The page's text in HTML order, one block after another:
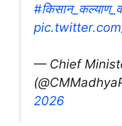
— Chief
2026